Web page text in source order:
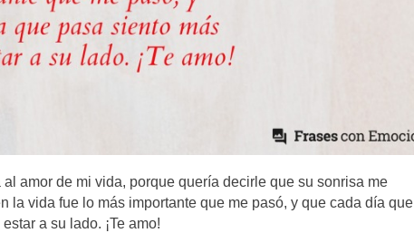
amor de mi vida, porque quería decirle que su sonrisa me
la vida fue lo más importante que me pasó, y que cada día que
a su lado. ¡Te amo!